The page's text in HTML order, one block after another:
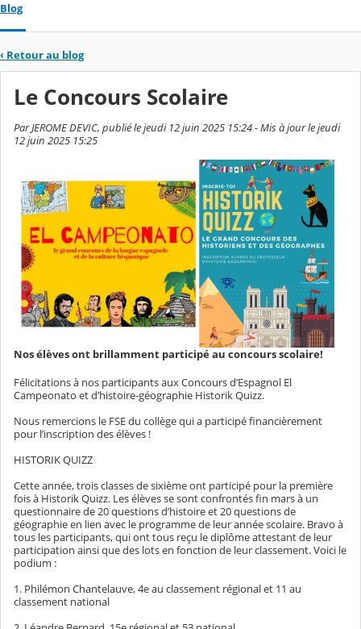
Blog
‹ Retour au blog
Le Concours Scolaire
Par JEROME DEVIC, publié le jeudi 12 juin 2025 15:24 - Mis à jour le jeudi
12 juin 2025 15:25
Nos élèves ont brillamment participé au concours scolaire!
Félicitations à nos participants aux Concours d’Espagnol El
Campeonato et d’histoire-géographie Historik Quizz.
Nous remercions le FSE du collège qui a participé financièrement
pour l’inscription des élèves !
HISTORIK QUIZZ
Cette année, trois classes de sixième ont participé pour la première
fois à Historik Quizz. Les élèves se sont confrontés fin mars à un
questionnaire de 20 questions d’histoire et 20 questions de
géographie en lien avec le programme de leur année scolaire. Bravo à
tous les participants, qui ont tous reçu le diplôme attestant de leur
participation ainsi que des lots en fonction de leur classement. Voici le
podium :
1. Philémon Chantelauve, 4e au classement régional et 11 au
classement national